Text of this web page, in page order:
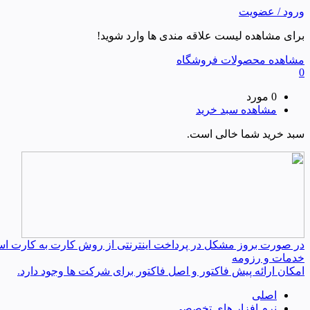
ورود / عضویت
برای مشاهده لیست علاقه مندی ها وارد شوید!
مشاهده محصولات فروشگاه
0
0 مورد
مشاهده سبد خرید
سبد خرید شما خالی است.
در صورت بروز مشکل در پرداخت اینترنتی از روش کارت به کارت
خدمات و رزومه
امکان ارائه پیش فاکتور و اصل فاکتور برای شرکت ها وجود دارد.
اصلی